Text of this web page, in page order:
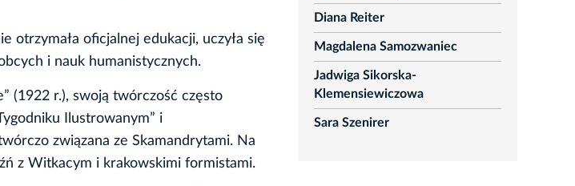
otrzymała oficjalnej edukacji, uczyła się
i nauk humanistycznych.
(1922 r.), swoją twórczość często
Ilustrowanym” i
związana ze Skamandrytami. Na
z Witkacym i krakowskimi formistami.
Diana Reiter
Magdalena Samozwaniec
Jadwiga Sikorska-
Klemensiewiczowa
Sara Szenirer